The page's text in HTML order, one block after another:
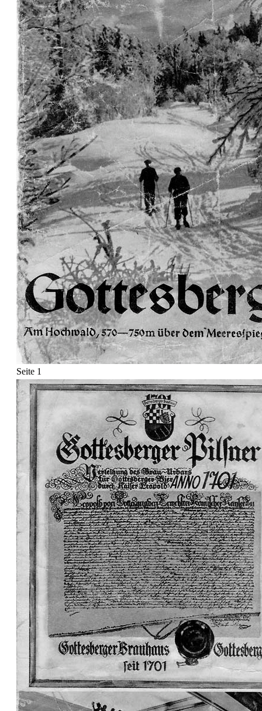
Seite 1